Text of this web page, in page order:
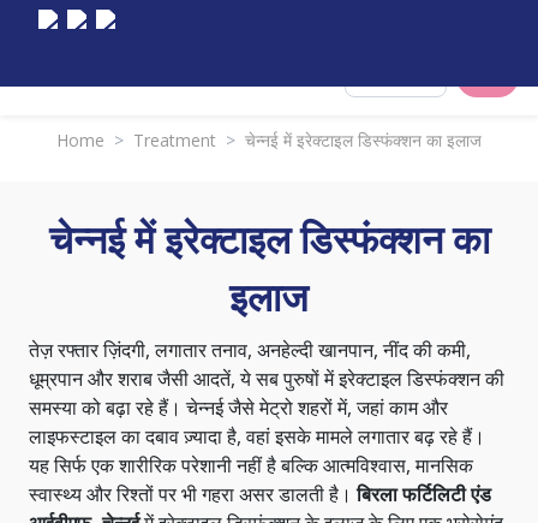
Home > Treatment > चेन्नई में इरेक्टाइल डिस्फंक्शन का इलाज
चेन्नई में इरेक्टाइल डिस्फंक्शन का
इलाज
तेज़ रफ्तार ज़िंदगी, लगातार तनाव, अनहेल्दी खानपान, नींद की कमी,
धूम्रपान और शराब जैसी आदतें, ये सब पुरुषों में इरेक्टाइल डिस्फंक्शन की
समस्या को बढ़ा रहे हैं। चेन्नई जैसे मेट्रो शहरों में, जहां काम और
लाइफस्टाइल का दबाव ज़्यादा है, वहां इसके मामले लगातार बढ़ रहे हैं।
यह सिर्फ एक शारीरिक परेशानी नहीं है बल्कि आत्मविश्वास, मानसिक
स्वास्थ्य और रिश्तों पर भी गहरा असर डालती है।बिरला फर्टिलिटी एंड